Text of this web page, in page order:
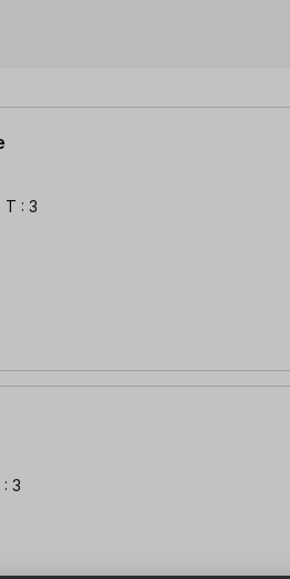
T : 3
3